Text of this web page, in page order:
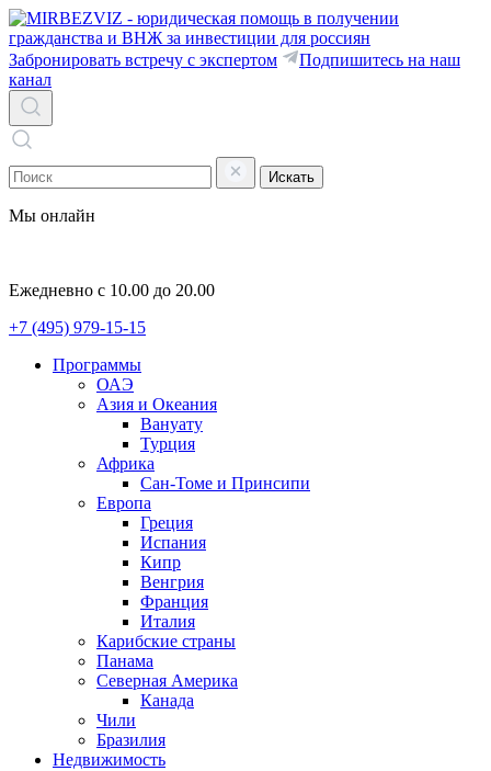
Забронировать встречу с экспертом
Подпишитесь на наш
канал
Искать
Мы онлайн
Ежедневно с 10.00 до 20.00
+7 (495) 979-15-15
Программы
ОАЭ
Азия и Океания
Вануату
Турция
Африка
Сан-Томе и Принсипи
Европа
Греция
Испания
Кипр
Венгрия
Франция
Италия
Карибские страны
Панама
Северная Америка
Канада
Чили
Бразилия
Недвижимость